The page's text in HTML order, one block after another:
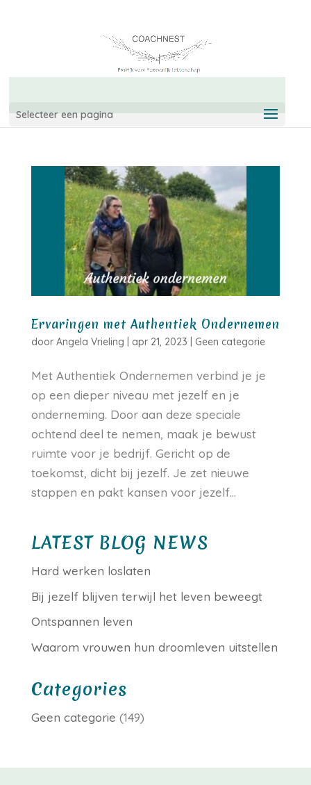
Selecteer een pagina
Ervaringen met Authentiek Ondernemen
door Angela Vrieling apr 21, 2023 Geen categorie
Met Authentiek Ondernemen verbind je je
op een dieper niveau met jezelf en je
onderneming. Door aan deze speciale
ochtend deel te nemen, maak je bewust
ruimte voor je bedrijf. Gericht op de
toekomst, dicht bij jezelf. Je zet nieuwe
stappen en pakt kansen voor jezelf...
LATEST BLOG NEWS
Hard werken loslaten
Bij jezelf blijven terwijl het leven beweegt
Ontspannen leven
Waarom vrouwen hun droomleven uitstellen
Categories
Geen categorie (149)